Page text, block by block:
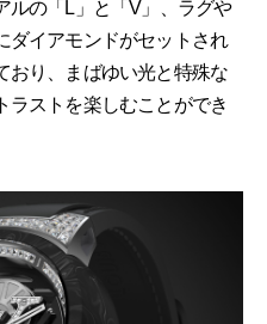
の「L」と「V」、ラグや
ダイアモンドがセットされ
おり、まばゆい光と特殊な
ラストを楽しむことができ